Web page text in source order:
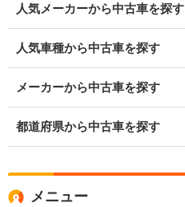
人気メーカーから中古車を探す
人気車種から中古車を探す
メーカーから中古車を探す
都道府県から中古車を探す
メニュー